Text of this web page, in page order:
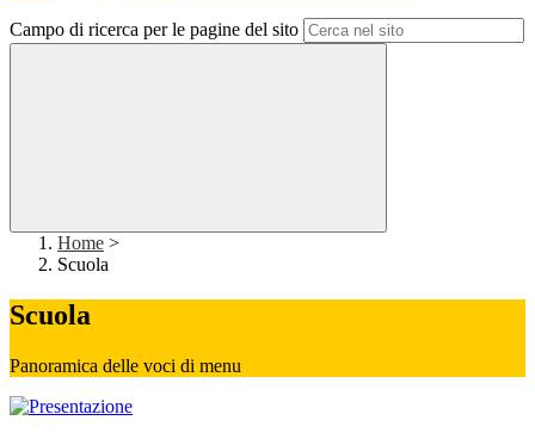
Campo di ricerca per le pagine del sito
Home >
Scuola
Scuola
Panoramica delle voci di menu